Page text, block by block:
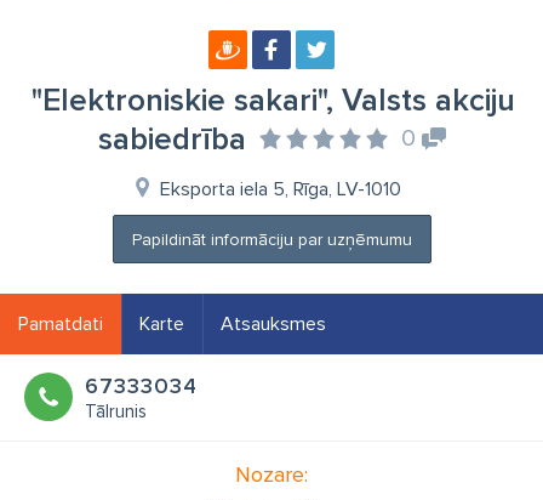
"Elektroniskie sakari", Valsts akciju
sabiedrība
0
Eksporta iela 5, Rīga, LV-1010
Papildināt informāciju par uzņēmumu
Pamatdati Karte Atsauksmes
67333034
Tālrunis
Nozare: